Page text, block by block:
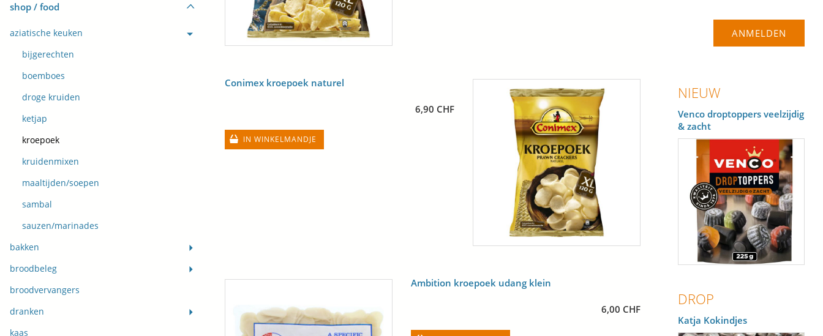
shop / food
aziatische keuken
bijgerechten
boemboes
droge kruiden
ketjap
kroepoek
kruidenmixen
maaltijden/soepen
sambal
sauzen/marinades
bakken
broodbeleg
broodvervangers
dranken
kaas
Conimex kroepoek naturel
6,90 CHF
IN WINKELMANDJE
Ambition kroepoek udang klein
6,00 CHF
NIEUW
Venco droptoppers veelzijdig
& zacht
DROP
Katja Kokindjes